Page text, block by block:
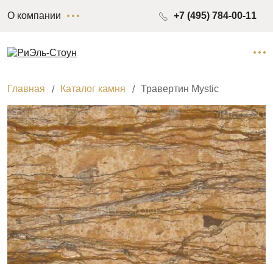
О компании +7 (495) 784-00-11
Главная Каталог камня Травертин Mystic